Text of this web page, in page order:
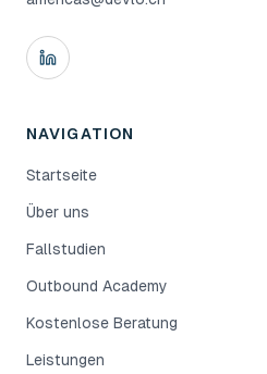
NAVIGATION
Startseite
Über uns
Fallstudien
Outbound Academy
Kostenlose Beratung
Leistungen